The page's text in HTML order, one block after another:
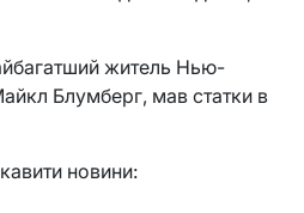
житель Нью-
Блумберг, мав статки в
новини: